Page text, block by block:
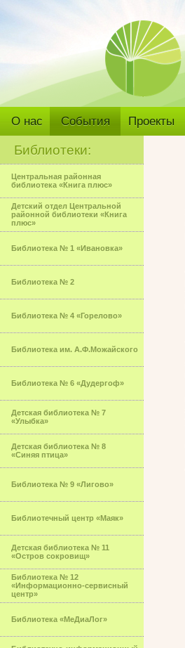
О нас События Проекты
Библиотеки:
Центральная районная
библиотека «Книга плюс»
Детский отдел Центральной
районной библиотеки «Книга
плюс»
Библиотека № 1 «Ивановка»
Библиотека № 2
Библиотека № 4 «Горелово»
Библиотека им. А.Ф.Можайского
Библиотека № 6 «Дудергоф»
Детская библиотека № 7
«Улыбка»
Детская библиотека № 8
«Синяя птица»
Библиотека № 9 «Лигово»
Библиотечный центр «Маяк»
Детская библиотека № 11
«Остров сокровищ»
Библиотека № 12
«Информационно-сервисный
центр»
Библиотека «МеДиаЛог»